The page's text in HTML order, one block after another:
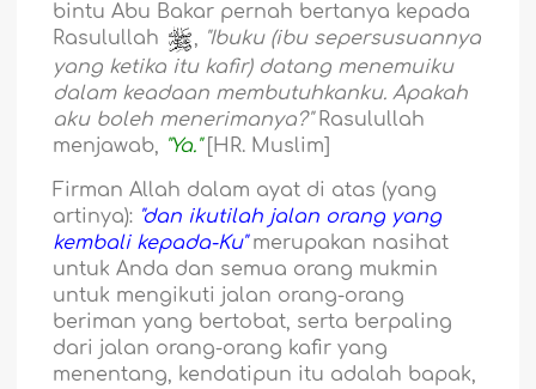
bintu Abu Bakar pernah bertanya kepada
Rasulullah
, "Ibuku (ibu sepersusuannya
yang ketika itu kafir) datang menemuiku
dalam keadaan membutuhkanku. Apakah
aku boleh menerimanya?"Rasulullah
menjawab, "Ya."[HR. Muslim]
Firman Allah dalam ayat di atas (yang
artinya): "dan ikutilah jalan orang yang
kembali kepada-Ku"merupakan nasihat
untuk Anda dan semua orang mukmin
untuk mengikuti jalan orang-orang
beriman yang bertobat, serta berpaling
dari jalan orang-orang kafir yang
menentang, kendatipun itu adalah bapak,